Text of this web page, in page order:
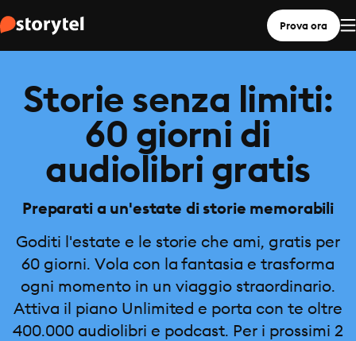
Prova ora
Storie senza limiti:
60 giorni di
audiolibri gratis
Preparati a un'estate di storie memorabili
Goditi l'estate e le storie che ami, gratis per
60 giorni. Vola con la fantasia e trasforma
ogni momento in un viaggio straordinario.
Attiva il piano Unlimited e porta con te oltre
400.000 audiolibri e podcast. Per i prossimi 2